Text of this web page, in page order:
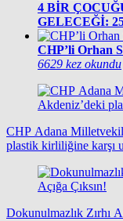
4 BİR
GELECEĞİ:
CHP’li Orhan
6629 kez okundu
CHP Adana
plastik kirliliğine karşı
Dokunulmazlık Zırhı